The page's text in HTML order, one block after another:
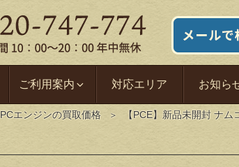
ご利用案内 対応エリア お知ら
PCエンジンの買取価格 【PCE】新品未開封 ナ